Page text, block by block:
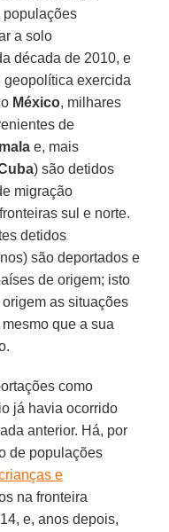
populações
a solo
década de 2010, e
exercida
México, milhares
de
e, mais
) são detidos
migração
sul e norte.
detidos
são deportados e
de origem; isto
as situações
que a sua
como
já havia ocorrido
anterior. Há, por
de populações
e
na fronteira
e, anos depois,